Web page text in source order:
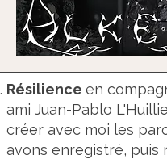
Résilience en
ami Juan-Pablo
créer avec moi les
avons enregistré, puis